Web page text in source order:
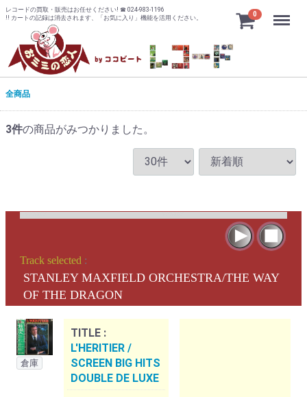
レコードの買取・販売はお任せください! ☎ 024-983-1196
!! カートの記録は消去されます、「お気に入り」機能を活用ください。
0 Menu
全商品
3件の商品がみつかりました。
Track selected :
STANLEY MAXFIELD ORCHESTRA/THE WAY
OF THE DRAGON
倉庫
TITLE :
L'HERITIER /
SCREEN BIG HITS
DOUBLE DE LUXE